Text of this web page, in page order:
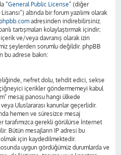
“General Public License” (diğer
altında bir forum yazılımı olarak
adresinden indirebilirsiniz.
tartışmaları kolaylaştırmak içindir;
ve/veya davranış olarak izin
şeylerden sorumlu değildir. phpBB
bu adrese bakın:
nefret dolu, tehdit edici, sekse
içerikler göndermemeyi kabul
mesaj panosu hangi ülkede
veya Uluslararası kanunlar geçerlidir.
hemen ve süresizce mesaj
tarafımızca gerekli görülürse İnternet
Bütün mesajların IP adresi bu
olmak için kaydedilmektedir.
uygun gördüğümüz durumlarda ve